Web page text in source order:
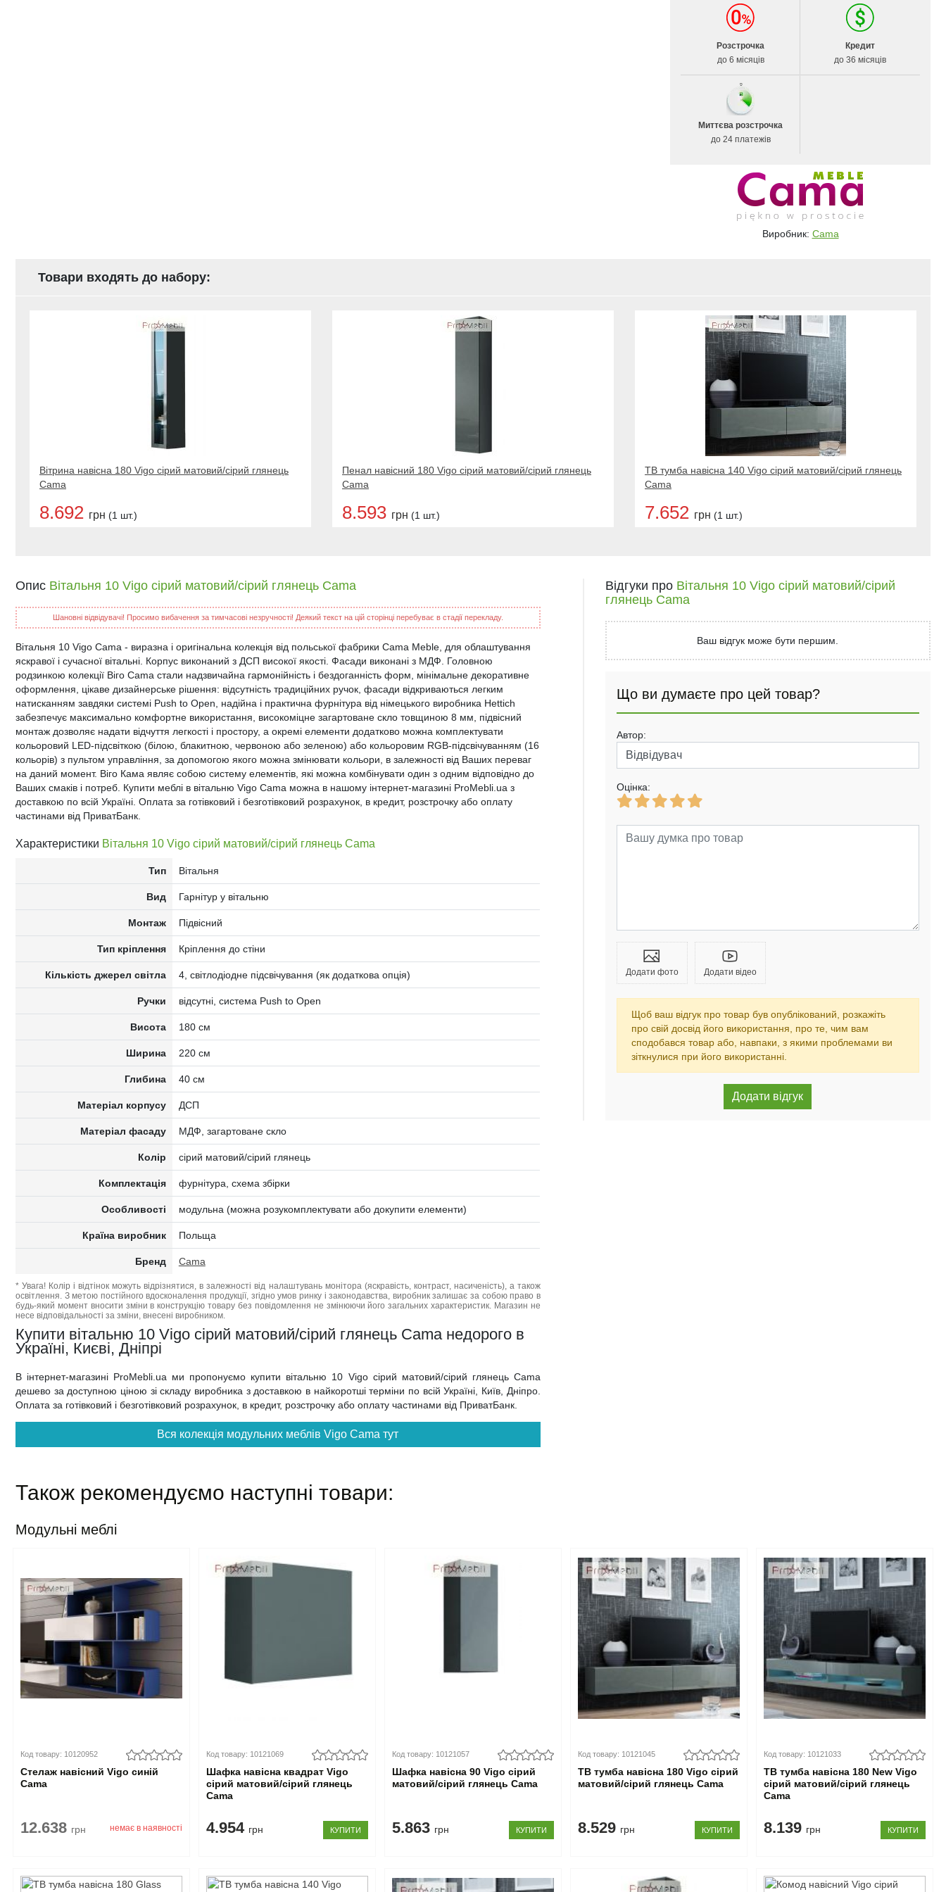
Розстрочка
до 6 місяців
Кредит
до 36 місяців
Миттєва розстрочка
до 24 платежів
Виробник: Cama
Товари входять до набору:
Вітрина навісна 180 Vigo сірий матовий/сірий глянець
Cama
8.692 грн (1 шт.)
Пенал навісний 180 Vigo сірий матовий/сірий глянець
Cama
8.593 грн (1 шт.)
ТВ тумба навісна 140 Vigo сірий матовий/сірий глянець
Cama
7.652 грн (1 шт.)
Опис Вітальня 10 Vigo сірий матовий/сірий глянець Cama
Шановні відвідувачі! Просимо вибачення за тимчасові незручності! Деякий текст на цій сторінці перебуває в стадії перекладу.
Вітальня 10 Vigo Cama - виразна і оригінальна колекція від польської фабрики Cama Meble, для облаштування
яскравої і сучасної вітальні. Корпус виконаний з ДСП високої якості. Фасади виконані з МДФ. Головною
родзинкою колекції Віго Cama стали надзвичайна гармонійність і бездоганність форм, мінімальне декоративне
оформлення, цікаве дизайнерське рішення: відсутність традиційних ручок, фасади відкриваються легким
натисканням завдяки системі Push to Open, надійна і практична фурнітура від німецького виробника Hettich
забезпечує максимально комфортне використання, високоміцне загартоване скло товщиною 8 мм, підвісний
монтаж дозволяє надати відчуття легкості і простору, а окремі елементи додатково можна комплектувати
кольоровий LED-підсвіткою (білою, блакитною, червоною або зеленою) або кольоровим RGB-підсвічуванням (16
кольорів) з пультом управління, за допомогою якого можна змінювати кольори, в залежності від Ваших переваг
на даний момент. Віго Кама являє собою систему елементів, які можна комбінувати один з одним відповідно до
Ваших смаків і потреб. Купити меблі в вітальню Vigo Cama можна в нашому інтернет-магазині ProMebli.ua з
доставкою по всій Україні. Оплата за готівковий і безготівковий розрахунок, в кредит, розстрочку або оплату
частинами від ПриватБанк.
Характеристики Вітальня 10 Vigo сірий матовий/сірий глянець Cama
Тип Вітальня
Вид Гарнітур у вітальню
Монтаж Підвісний
Тип кріплення Кріплення до стіни
Кількість джерел світла 4, світлодіодне підсвічування (як додаткова опція)
Ручки відсутні, система Push to Open
Висота 180 см
Ширина 220 см
Глибина 40 см
Матеріал корпусу ДСП
Матеріал фасаду МДФ, загартоване скло
Колір сірий матовий/сірий глянець
Комплектація фурнітура, схема збірки
Особливості модульна (можна розукомплектувати або докупити елементи)
Країна виробник Польща
Бренд Cama
* Увага! Колір і відтінок можуть відрізнятися, в залежності від налаштувань монітора (яскравість, контраст, насиченість), а також
освітлення. З метою постійного вдосконалення продукції, згідно умов ринку і законодавства, виробник залишає за собою право в
будь-який момент вносити зміни в конструкцію товару без повідомлення не змінюючи його загальних характеристик. Магазин не
несе відповідальності за зміни, внесені виробником.
Купити вітальню 10 Vigo сірий матовий/сірий глянець Cama недорого в
Україні, Києві, Дніпрі
В інтернет-магазині ProMebli.ua ми пропонуємо купити вітальню 10 Vigo сірий матовий/сірий глянець Cama
дешево за доступною ціною зі складу виробника з доставкою в найкоротші терміни по всій Україні, Київ, Дніпро.
Оплата за готівковий і безготівковий розрахунок, в кредит, розстрочку або оплату частинами від ПриватБанк.
Вся колекція модульних меблів Vigo Cama тут
Відгуки про Вітальня 10 Vigo сірий матовий/сірий
глянець Cama
Ваш відгук може бути першим.
Що ви думаєте про цей товар?
Автор:
Оцінка:
Додати фото Додати відео
Щоб ваш відгук про товар був опублікований, розкажіть
про свій досвід його використання, про те, чим вам
сподобався товар або, навпаки, з якими проблемами ви
зіткнулися при його використанні.
Також рекомендуємо наступні товари:
Модульні меблі
Код товару: 10120952
Стелаж навісний Vigo синій
Cama
12.638 грн немає в наявності
Код товару: 10121069
Шафка навісна квадрат Vigo
сірий матовий/сірий глянець
Cama
4.954 грн КУПИТИ
Код товару: 10121057
Шафка навісна 90 Vigo сірий
матовий/сірий глянець Cama
5.863 грн КУПИТИ
Код товару: 10121045
ТВ тумба навісна 180 Vigo сірий
матовий/сірий глянець Cama
8.529 грн КУПИТИ
Код товару: 10121033
ТВ тумба навісна 180 New Vigo
сірий матовий/сірий глянець
Cama
8.139 грн КУПИТИ